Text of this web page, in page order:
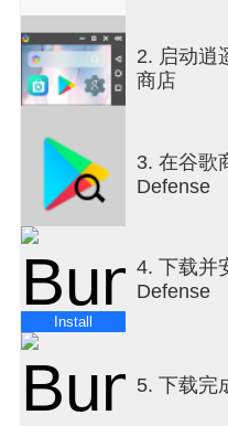
■ Complete
Each unit requires a
powerful units that will
defend the bunker.
The monsters never
Repeat skill
deployment to survive
■ Grow After Battle
Use battle rewards to
Return with stronger
higher waves than
2. 启动逍
商店
3. 在谷歌
Defense
Install
4. 下载并
Defense
5. 下载完